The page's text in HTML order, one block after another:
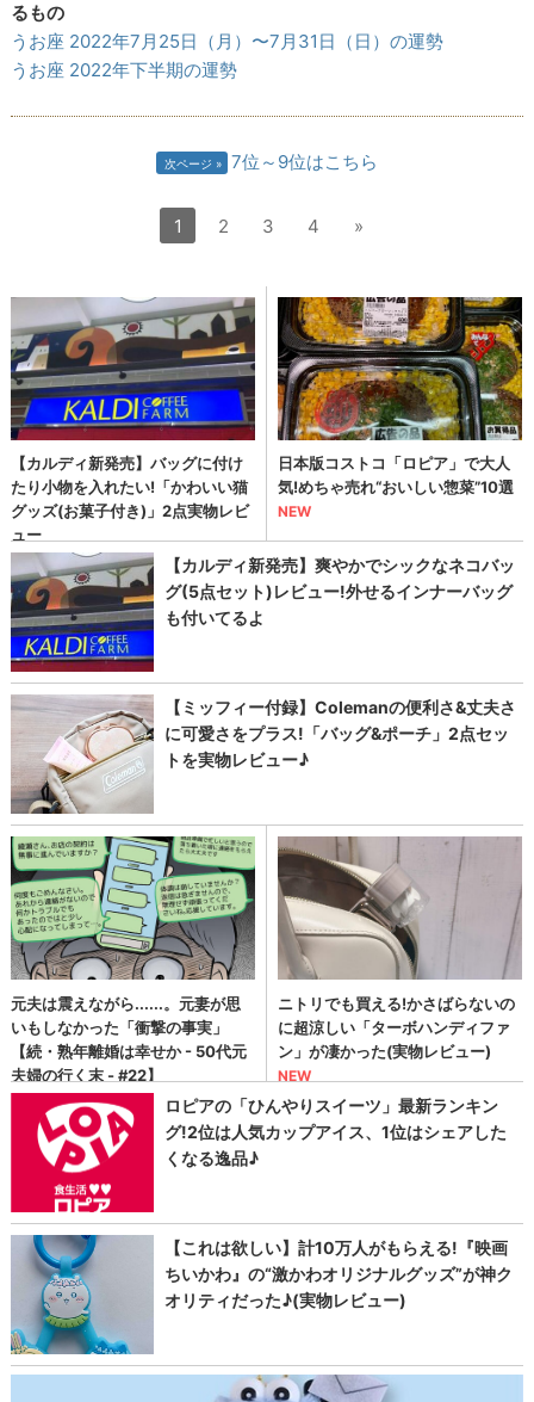
るもの
うお座 2022年7月25日（月）〜7月31日（日）の運勢
うお座 2022年下半期の運勢
次ページ 7位～9位はこちら
1 2 3 4 »